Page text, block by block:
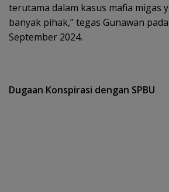
terutama dalam kasus mafia migas
banyak pihak,” tegas Gunawan
September 2024.
Dugaan Konspirasi dengan SPBU